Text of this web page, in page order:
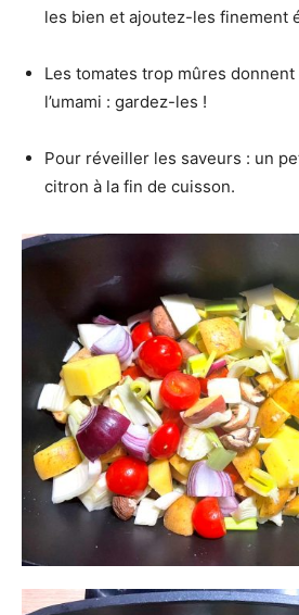
les bien et ajoutez-les finement
Les tomates trop mûres
l’umami : gardez-les !
Pour réveiller les saveurs : un
citron à la fin de cuisson.